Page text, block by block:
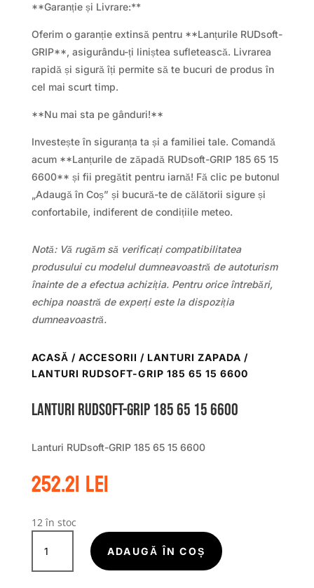
**Garanție și Livrare:**
Oferim o garanție extinsă pentru **Lanțurile RUDsoft-
GRIP**, asigurându-ți liniștea sufletească. Livrarea
rapidă și sigură îți permite să te bucuri de produs în
cel mai scurt timp.
**Nu mai sta pe gânduri!**
Investește în siguranța ta și a familiei tale. Comandă
acum **Lanțurile de zăpadă RUDsoft-GRIP 185 65 15
6600** și fii pregătit pentru iarnă! Fă clic pe butonul
„Adaugă în Coș” și bucură-te de călătorii sigure și
confortabile, indiferent de condițiile meteo.
Notă: Vă rugăm să verificați compatibilitatea
produsului cu modelul dumneavoastră de autoturism
înainte de a efectua achiziția. Pentru orice întrebări,
echipa noastră de experți este la dispoziția
dumneavoastră.
ACASĂ / ACCESORII / LANTURI ZAPADA /
LANTURI RUDSOFT-GRIP 185 65 15 6600
Lanturi RUDsoft-GRIP 185 65 15 6600
Lanturi RUDsoft-GRIP 185 65 15 6600
252.21lei
12 în stoc
Cantitate
Lanturi
RUDsoft-
ADAUGĂ ÎN COȘ